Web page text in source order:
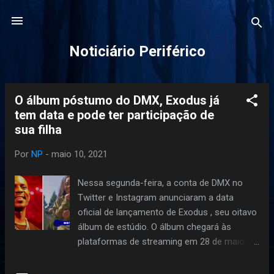
Noticiário Periférico
O álbum póstumo do DMX, Exodus já
tem data e pode ter participação de
sua filha
Por NP - maio 10, 2021
Nessa segunda-feira, a conta de DMX no
Twitter e Instagram anunciaram a data
oficial de lançamento de Exodus , seu oitavo
álbum de estúdio. O álbum chegará às
plataformas de streaming em 28 de maio. O